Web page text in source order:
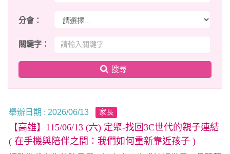
分會：
關鍵字：
搜尋
舉辦日期 : 2026/06/13 家長
【高雄】115/06/13 (六) 定聚-找回3C世代的親子連結
( 在手機與陪伴之間：我們如何重新靠近孩子 )